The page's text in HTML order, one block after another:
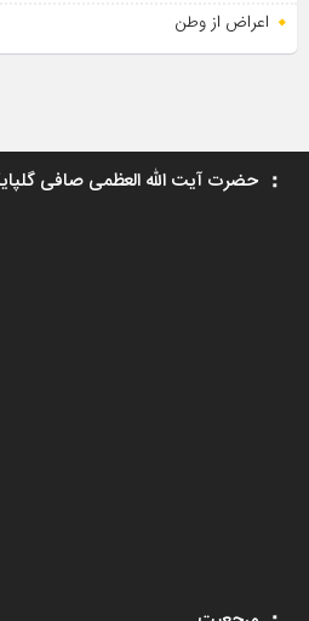
اعراض از وطن
حضرت آیت الله العظمی صافی